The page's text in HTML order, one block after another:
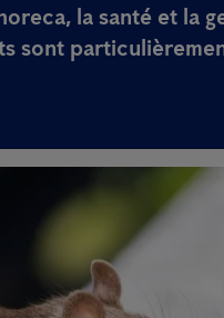
la santé et la
sont